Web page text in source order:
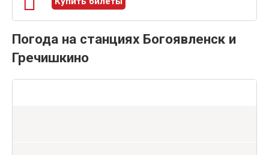
Погода на станциях Богоявленск и
Гречишкино